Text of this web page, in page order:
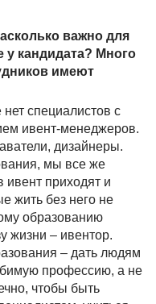
важно для
кандидата? Много
имеют
специалистов с
ивент-менеджеров.
дизайнеры.
мы все же
ивент приходят и
жить без него не
образованию
жизни – ивентор.
– дать людям
профессию, а не
чтобы быть